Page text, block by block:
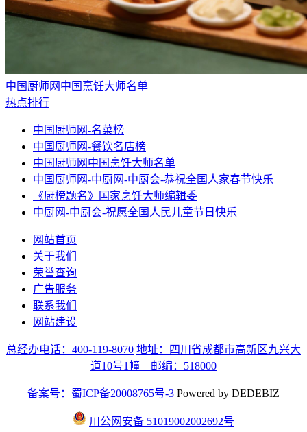
中国厨师网中国烹饪大师名单
热点排行
中国厨师网-名菜榜
中国厨师网-餐饮名店榜
中国厨师网中国烹饪大师名单
中国厨师网-中厨网-中厨会-恭祝全国人家春节快乐
《厨榜题名》国家烹饪大师编辑委
中厨网-中厨会-祝愿全国人民儿童节日快乐
网站首页
关于我们
荣誉查询
广告服务
联系我们
网站建设
总经办电话：400-119-8070 地址：四川省成都市高新区九兴大
道10号1幢 邮编：518000
备案号：蜀ICP备20008765号-3 Powered by DEDEBIZ
川公网安备 51019002002692号